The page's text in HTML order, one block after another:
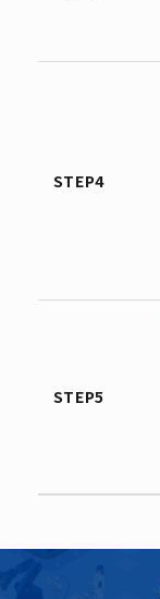
STEP4
STEP5